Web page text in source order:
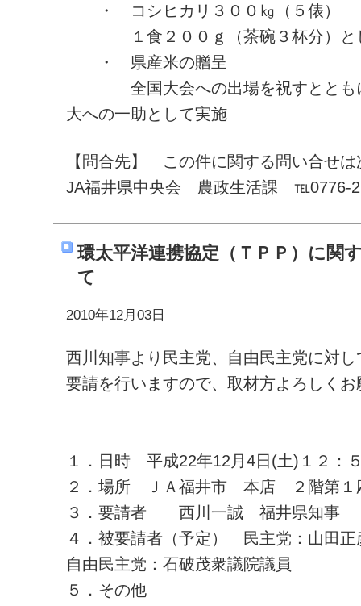
・ コシヒカリ３００㎏（５俵）
１食２００ｇ（茶碗３杯分）と
・ 県産米の贈呈
全国大会への出場を祝すととも
大への一助として実施
【問合先】 この件に関する問い合せは
JA福井県中央会 農政生活課
環太平洋連携協定（ＴＰＰ）に関
て
2010年12月03日
西川知事より民主党、自由民主党に対
要請を行いますので、取材方よろしく
１．日時 平成22年12月4日(土)１２：
２．場所 ＪＡ福井市 本店 ２階第１
３．要請者 西川一誠 福井県知事
４．被要請者（予定） 民主党：山田正
自由民主党：石破茂衆議院議員
５．その他